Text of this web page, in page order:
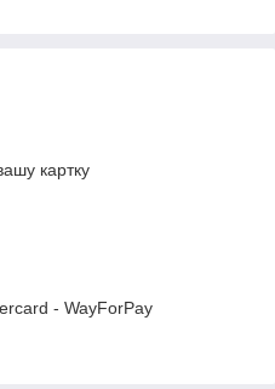
картку
- WayForPay